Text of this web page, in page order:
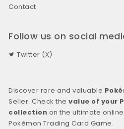
Contact
Follow us on social
Twitter (X)
Discover rare and valuable
Seller. Check thevalue of your
collection on the ultimate
Pokémon Trading Card Game.